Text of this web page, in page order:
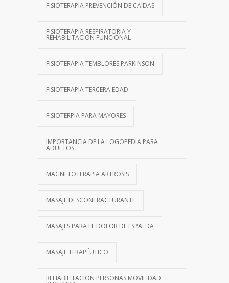
FISIOTERAPIA PREVENCIÓN DE CAÍDAS
FISIOTERAPIA RESPIRATORIA Y
REHABILITACION FUNCIONAL
FISIOTERAPIA TEMBLORES PARKINSON
FISIOTERAPIA TERCERA EDAD
FISIOTERPIA PARA MAYORES
IMPORTANCIA DE LA LOGOPEDIA PARA
ADULTOS
MAGNETOTERAPIA ARTROSIS
MASAJE DESCONTRACTURANTE
MASAJES PARA EL DOLOR DE ESPALDA
MASAJE TERAPÉUTICO
REHABILITACION PERSONAS MOVILIDAD